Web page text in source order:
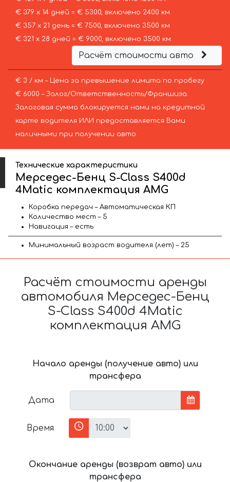
€ 379 х 14 дней = € 5300, включено 2400 км
€ 357 х 21 день = € 7500, включено 3500 км
€ 321 х 28 дней = € 9000, включено 3500 км
Расчёт стоимости авто
€ 3 / км – Цена за превышение лимита по пробегу
€ 6000 – Залог/Ответственность/Франшиза.
Залоговая сумма блокируется нами на кредитной
карте водителя ИЛИ предоставляется Вами
наличными при получении авто.
Технические характеристики
Мерседес-Бенц S-Class S400d
4Matic комплектация AMG
Коробка передач – Автоматическая КП
Количество мест – 5
Навигация – есть
Минимальный возраст водителя (лет) – 25
Расчёт стоимости аренды
автомобиля Мерседес-Бенц
S-Class S400d 4Matic
комплектация AMG
Начало аренды (получение авто) или
трансфера
Дата
Время
Окончание аренды (возврат авто) или
трансфера